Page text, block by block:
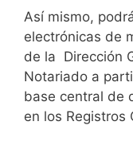
Así mismo,
electrónicas de
de la Dirección
Notariado a
base central de
en los Registros